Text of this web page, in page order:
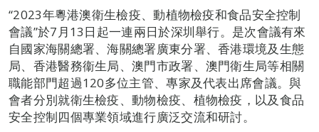
“2023年粵港澳衛生檢疫、動植物檢疫和食品安全控制
會議”於7月13日起一連兩日於深圳舉行。是次會議有來
自國家海關總署、海關總署廣東分署、香港環境及生態
局、香港醫務衞生局、澳門市政署、澳門衛生局等相關
職能部門超過120多位主管、專家及代表出席會議。與
會者分別就衛生檢疫、動物檢疫、植物檢疫，以及食品
安全控制四個專業領域進行廣泛交流和研討。